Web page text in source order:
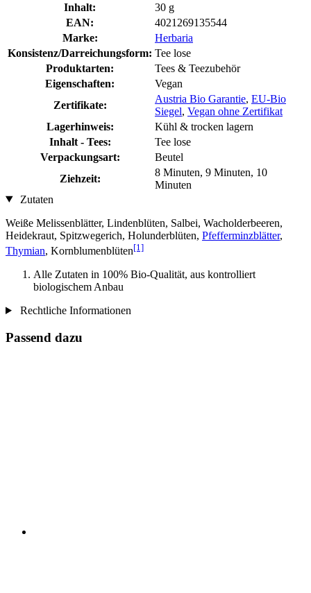
Inhalt:
30 g
EAN:
4021269135544
Marke:
Herbaria
Konsistenz/Darreichungsform: Tee lose
Produktarten:
Tees & Teezubehör
Eigenschaften:
Vegan
Zertifikate:
Austria Bio Garantie, EU-Bio
Siegel, Vegan ohne Zertifikat
Lagerhinweis:
Kühl & trocken lagern
Inhalt - Tees:
Tee lose
Verpackungsart:
Beutel
Ziehzeit:
8 Minuten, 9 Minuten, 10
Minuten
Zutaten
Weiße Melissenblätter, Lindenblüten, Salbei, Wacholderbeeren,
Heidekraut, Spitzwegerich, Holunderblüten, Pfefferminzblätter,
Thymian, Kornblumenblüten[1]
Alle Zutaten in 100% Bio-Qualität, aus kontrolliert
biologischem Anbau
Rechtliche Informationen
Passend dazu